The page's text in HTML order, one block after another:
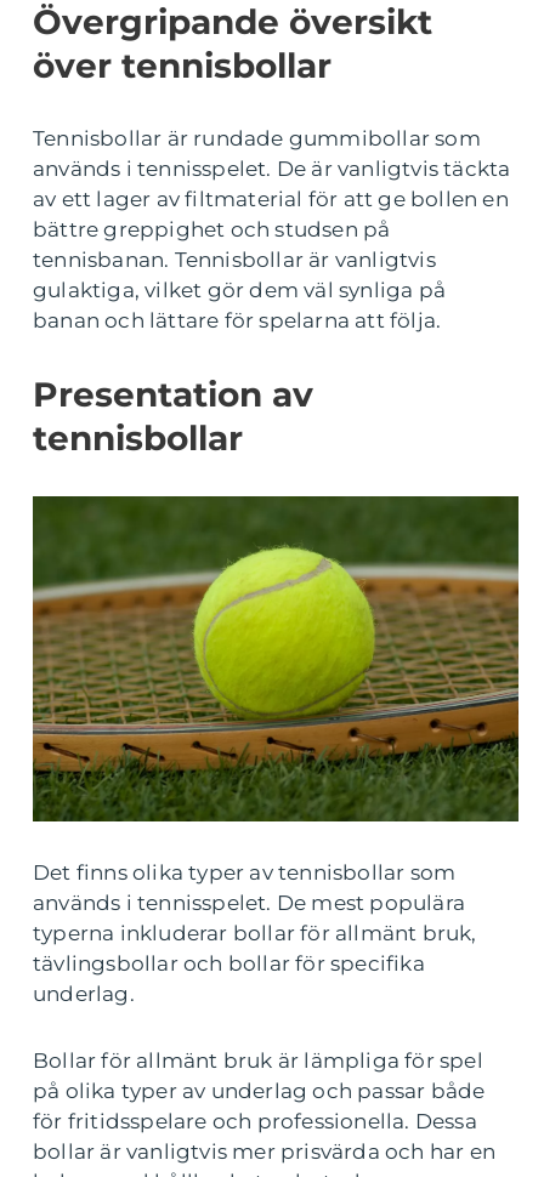
Övergripande översikt
över tennisbollar
Tennisbollar är rundade gummibollar som
används i tennisspelet. De är vanligtvis täckta
av ett lager av filtmaterial för att ge bollen en
bättre greppighet och studsen på
tennisbanan. Tennisbollar är vanligtvis
gulaktiga, vilket gör dem väl synliga på
banan och lättare för spelarna att följa.
Presentation av
tennisbollar
Det finns olika typer av tennisbollar som
används i tennisspelet. De mest populära
typerna inkluderar bollar för allmänt bruk,
tävlingsbollar och bollar för specifika
underlag.
Bollar för allmänt bruk är lämpliga för spel
på olika typer av underlag och passar både
för fritidsspelare och professionella. Dessa
bollar är vanligtvis mer prisvärda och har en